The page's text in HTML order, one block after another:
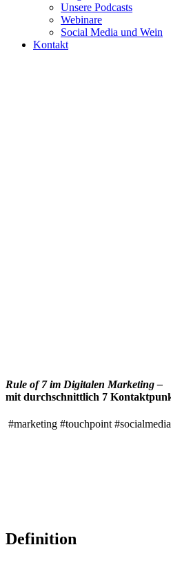
Unsere Podcasts
Webinare
Social Media und Wein
Kontakt
Rule of 7 im Digitalen Marketing –
mit durchschnittlich 7
#marketing #touchpoint #socialmedia
Definition